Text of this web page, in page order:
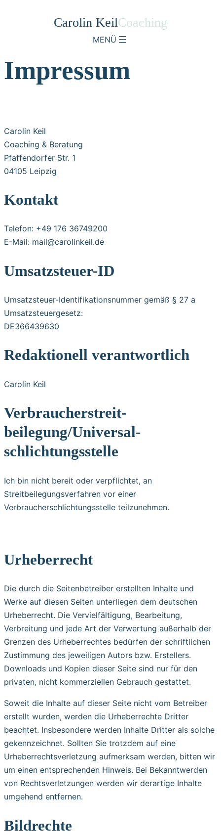
Carolin KeilCoaching
Impressum
Carolin Keil
Coaching & Beratung
Pfaffendorfer Str. 1
04105 Leipzig
Kontakt
Telefon: +49 176 36749200
E-Mail: mail@carolinkeil.de
Umsatzsteuer-ID
Umsatzsteuer-Identifikationsnummer gemäß § 27 a
Umsatzsteuergesetz:
DE366439630
Redaktionell verantwortlich
Carolin Keil
Verbraucher­streit­
beilegung/Universal­
schlichtungs­stelle
Ich bin nicht bereit oder verpflichtet, an
Streitbeilegungsverfahren vor einer
Verbraucherschlichtungsstelle teilzunehmen.
Urheberrecht
Die durch die Seitenbetreiber erstellten Inhalte und
Werke auf diesen Seiten unterliegen dem deutschen
Urheberrecht. Die Vervielfältigung, Bearbeitung,
Verbreitung und jede Art der Verwertung außerhalb der
Grenzen des Urheberrechtes bedürfen der schriftlichen
Zustimmung des jeweiligen Autors bzw. Erstellers.
Downloads und Kopien dieser Seite sind nur für den
privaten, nicht kommerziellen Gebrauch gestattet.
Soweit die Inhalte auf dieser Seite nicht vom Betreiber
erstellt wurden, werden die Urheberrechte Dritter
beachtet. Insbesondere werden Inhalte Dritter als solche
gekennzeichnet. Sollten Sie trotzdem auf eine
Urheberrechtsverletzung aufmerksam werden, bitten wir
um einen entsprechenden Hinweis. Bei Bekanntwerden
von Rechtsverletzungen werden wir derartige Inhalte
umgehend entfernen.
Bildrechte